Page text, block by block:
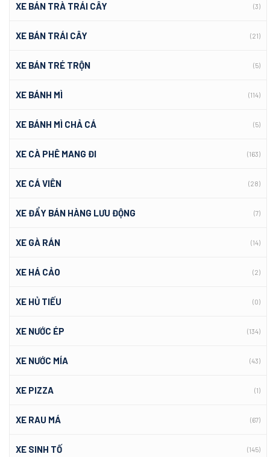
XE BÁN TRÀ TRÁI CÂY (3)
XE BÁN TRÁI CÂY (21)
XE BÁN TRÉ TRỘN (5)
XE BÁNH MÌ (114)
XE BÁNH MÌ CHẢ CÁ (5)
XE CÀ PHÊ MANG ĐI (163)
XE CÁ VIÊN (28)
XE ĐẨY BÁN HÀNG LƯU ĐỘNG (7)
XE GÀ RÁN (14)
XE HÁ CẢO (2)
XE HỦ TIẾU (0)
XE NƯỚC ÉP (134)
XE NƯỚC MÍA (43)
XE PIZZA (1)
XE RAU MÁ (67)
XE SINH TỐ (145)